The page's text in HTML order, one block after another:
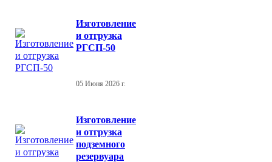
Изготовление
и отгрузка
РГСП-50
05 Июня 2026 г.
Изготовление
и отгрузка
подземного
резервуара